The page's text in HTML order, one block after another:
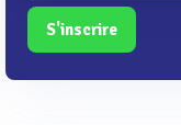
S'inscrire